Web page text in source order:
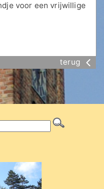
voor een vrijwillige
terug